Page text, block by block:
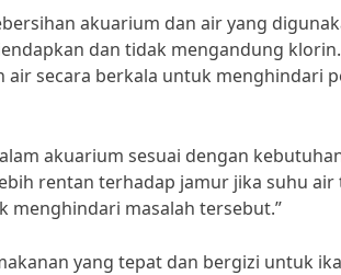
akuarium dan air yang
dan tidak mengandung
secara berkala untuk menghindari
akuarium sesuai dengan
rentan terhadap jamur jika suhu
menghindari masalah tersebut.”
yang tepat dan bergizi untuk